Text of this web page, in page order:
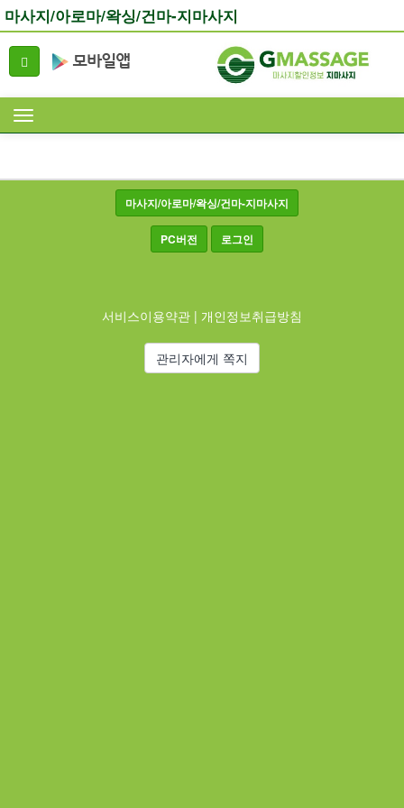
마사지/아로마/왁싱/건마-지마사지
마사지/아로마/왁싱/건마-지마사지
PC버전 로그인
서비스이용약관 | 개인정보취급방침
관리자에게 쪽지